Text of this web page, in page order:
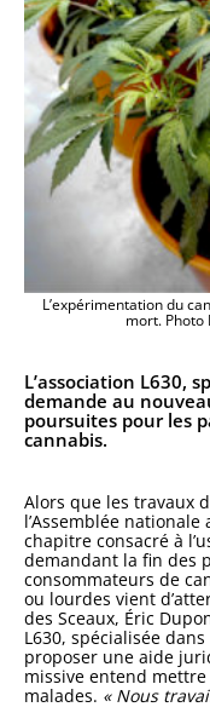
L’expérimentation du
mort. Photo
L’association L630,
demande au
poursuites pour les
cannabis.
Alors que les travaux
l’Assemblée
chapitre consacré à
demandant la fin des
consommateurs de
ou lourdes vient
des Sceaux, Éric
L630, spécialisée
proposer une aide
missive entend
malades. « Nous